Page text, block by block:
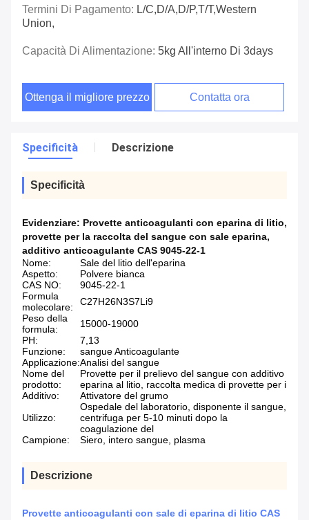
Termini Di Pagamento: L/C,D/A,D/P,T/T,Western
Union,
Capacità Di Alimentazione: 5kg All'interno Di 3days
Ottenga il migliore prezzo Contatta ora
Specificità Descrizione
Specificità
Evidenziare: Provette anticoagulanti con eparina di litio,
provette per la raccolta del sangue con sale eparina,
additivo anticoagulante CAS 9045-22-1
Nome:
Sale del litio dell'eparina
Aspetto:
Polvere bianca
CAS NO:
9045-22-1
Formula
molecolare:
C27H26N3S7Li9
Peso della
formula:
15000-19000
PH:
7,13
Funzione:
sangue Anticoagulante
Applicazione:Analisi del sangue
Nome del
prodotto:
Provette per il prelievo del sangue con additivo
eparina al litio, raccolta medica di provette per i
Additivo:
Attivatore del grumo
Utilizzo:
Ospedale del laboratorio, disponente il sangue,
centrifuga per 5-10 minuti dopo la
coagulazione del
Campione:
Siero, intero sangue, plasma
Descrizione
Provette anticoagulanti con sale di eparina di litio CAS